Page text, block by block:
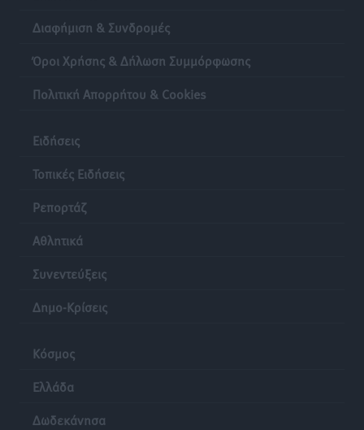
Διαφήμιση & Συνδρομές
Όροι Χρήσης & Δήλωση Συμμόρφωσης
Πολιτική Απορρήτου & Cookies
Ειδήσεις
Τοπικές Ειδήσεις
Ρεπορτάζ
Αθλητικά
Συνεντεύξεις
Δημο-Κρίσεις
Κόσμος
Ελλάδα
Δωδεκάνησα